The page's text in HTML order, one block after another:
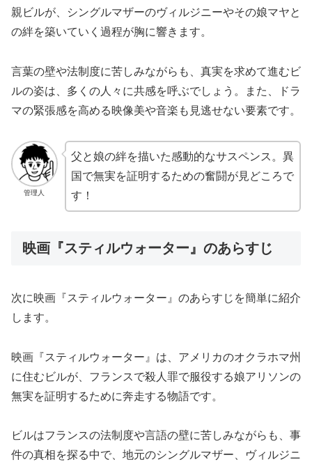
親ビルが、シングルマザーのヴィルジニーやその娘マヤと
の絆を築いていく過程が胸に響きます。
言葉の壁や法制度に苦しみながらも、真実を求めて進むビ
ルの姿は、多くの人々に共感を呼ぶでしょう。また、ドラ
マの緊張感を高める映像美や音楽も見逃せない要素です。
管理人
父と娘の絆を描いた感動的なサスペンス。異
国で無実を証明するための奮闘が見どころで
す！
映画『スティルウォーター』のあらすじ
次に映画『スティルウォーター』のあらすじを簡単に紹介
します。
映画『スティルウォーター』は、アメリカのオクラホマ州
に住むビルが、フランスで殺人罪で服役する娘アリソンの
無実を証明するために奔走する物語です。
ビルはフランスの法制度や言語の壁に苦しみながらも、事
件の真相を探る中で、地元のシングルマザー、ヴィルジニ